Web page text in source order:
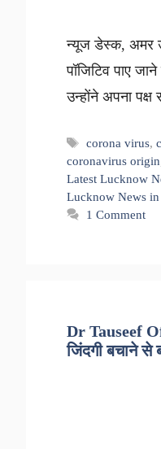
न्यूज डेस्क, अमर
पॉजिटिव पाए
उन्होंने अपना पक्ष
Tags
corona virus,
coronavirus origin
Latest Lucknow
Lucknow News
1 Comment
Dr Tauseef
जिंदगी बचाने से